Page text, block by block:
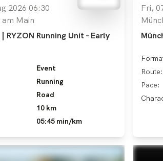
2026 06:30
Main
RYZON Running Unit - Early
Event
Running
Road
10 km
05:45 min/km
Fri,
Route:
Pace: